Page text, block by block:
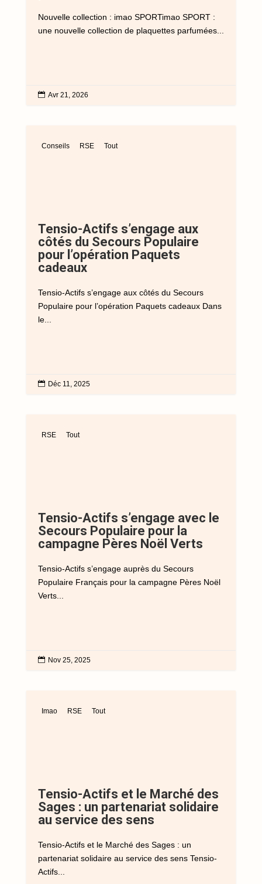
Nouvelle collection : imao SPORTimao SPORT :
une nouvelle collection de plaquettes parfumées...
 Avr 21, 2026
Conseils RSE Tout
Tensio-Actifs s’engage aux
côtés du Secours Populaire
pour l’opération Paquets
cadeaux
Tensio-Actifs s’engage aux côtés du Secours
Populaire pour l’opération Paquets cadeaux Dans
le...
 Déc 11, 2025
RSE Tout
Tensio-Actifs s’engage avec le
Secours Populaire pour la
campagne Pères Noël Verts
Tensio-Actifs s’engage auprès du Secours
Populaire Français pour la campagne Pères Noël
Verts...
 Nov 25, 2025
Imao RSE Tout
Tensio-Actifs et le Marché des
Sages : un partenariat solidaire
au service des sens
Tensio-Actifs et le Marché des Sages : un
partenariat solidaire au service des sens Tensio-
Actifs...